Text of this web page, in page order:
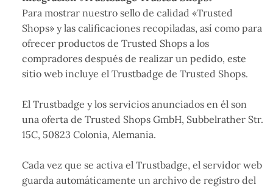
Para mostrar nuestro sello de calidad «Trusted
Shops» y las calificaciones recopiladas, así como para
ofrecer productos de Trusted Shops a los
compradores después de realizar un pedido, este
sitio web incluye el Trustbadge de Trusted Shops.
El Trustbadge y los servicios anunciados en él son
una oferta de Trusted Shops GmbH, Subbelrather Str.
15C, 50823 Colonia, Alemania.
Cada vez que se activa el Trustbadge, el servidor web
guarda automáticamente un archivo de registro del